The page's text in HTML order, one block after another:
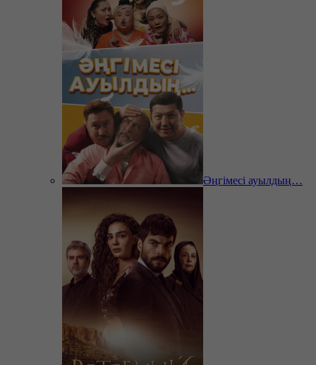
Әңгімесі ауылдың…